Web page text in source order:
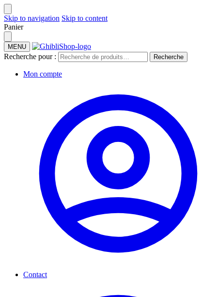
Skip to navigation Skip to content
Panier
MENU
Recherche pour : Recherche
Mon compte
Contact